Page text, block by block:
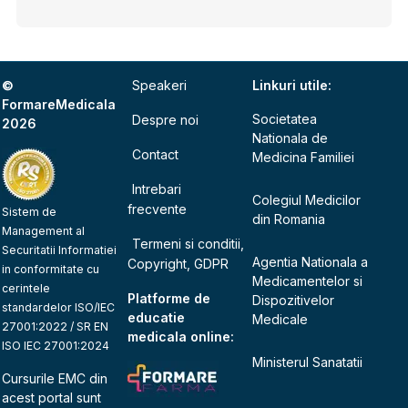
©
FormareMedicala
2026
Sistem de
Management al
Securitatii Informatiei
in conformitate cu
cerintele
standardelor ISO/IEC
27001:2022 / SR EN
ISO IEC 27001:2024
Cursurile EMC din
acest portal sunt
Speakeri
Despre noi
Contact
Intrebari
frecvente
Termeni si conditii,
Copyright, GDPR
Platforme de
educatie
medicala online:
Linkuri utile:
Societatea
Nationala de
Medicina Familiei
Colegiul Medicilor
din Romania
Agentia Nationala a
Medicamentelor si
Dispozitivelor
Medicale
Ministerul Sanatatii